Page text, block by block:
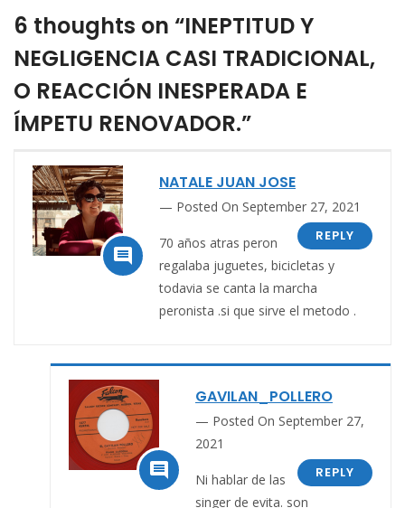
6 thoughts on “INEPTITUD Y
NEGLIGENCIA CASI TRADICIONAL,
O REACCIÓN INESPERADA E
ÍMPETU RENOVADOR.”

NATALE JUAN JOSE
Posted On September 27, 2021
REPLY
70 años atras peron
regalaba juguetes, bicicletas y
todavia se canta la marcha
peronista .si que sirve el metodo .

GAVILAN_POLLERO
Posted On September 27,
2021
REPLY
Ni hablar de las
singer de evita. son